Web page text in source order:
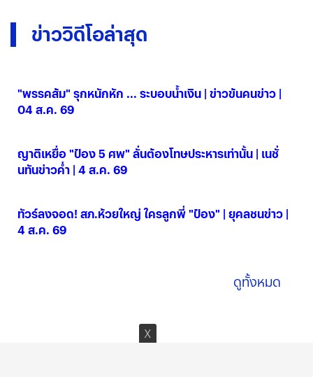
ข่าววิดีโอล่าสุด
"พรรคส้ม" รุกหนักหัก ... ระบอบน้ำเงิน | ข่าวข้นคนข่าว |
04 ส.ค. 69
ญาติเหยื่อ "ป๋อง 5 ศพ" ลั่นต้องโทษประหารเท่านั้น | เนชั่
นทันข่าวค่ำ | 4 ส.ค. 69
ทัวร์ลงจอด! สภ.ห้วยใหญ่ ใครลูกพี่ "ป๋อง" | ยุคลชนข่าว |
4 ส.ค. 69
ดูทั้งหมด